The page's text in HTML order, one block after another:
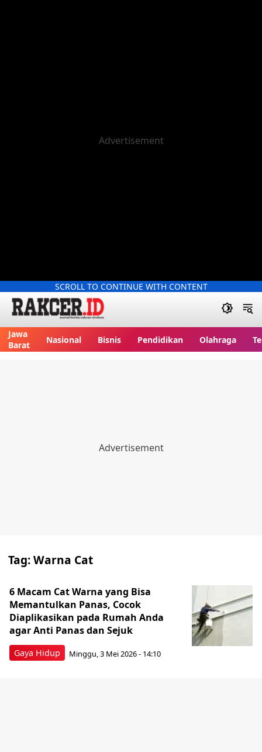
SCROLL TO CONTINUE WITH CONTENT
Jawa
Barat
Nasional Bisnis Pendidikan Olahraga
Tag:Warna Cat
Gaya Hidup
6 Macam Cat Warna yang Bisa
Memantulkan Panas, Cocok
Diaplikasikan pada Rumah Anda
agar Anti Panas dan Sejuk
Minggu, 3 Mei 2026 - 14:10